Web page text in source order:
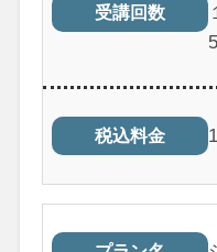
受講回数
税込料金